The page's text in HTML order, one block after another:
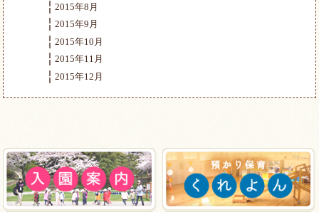
2015年8月
2015年9月
2015年10月
2015年11月
2015年12月